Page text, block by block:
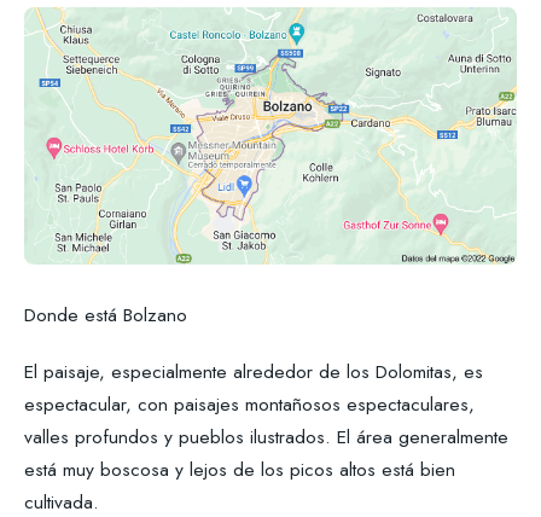
Donde está Bolzano
El paisaje, especialmente alrededor de los Dolomitas, es
espectacular, con paisajes montañosos espectaculares,
valles profundos y pueblos ilustrados. El área generalmente
está muy boscosa y lejos de los picos altos está bien
cultivada.